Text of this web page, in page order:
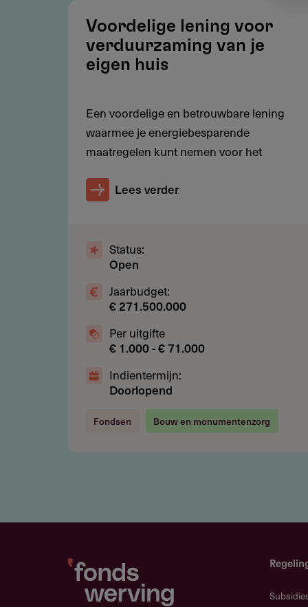
Je woont in Nederland en u
identiteitskaart of rijbewijs
Financiering
Tussen de € 5.000 en € 50.000.
Zie contactgegevens.
Contact
Voordelige lening voor
verduurzaming van je
eigen huis
Een voordelige en betrouwbare lening
waarmee je energiebesparende
maatregelen kunt nemen voor het
Lees verder
Status:
Open
Jaarbudget:
€ 271.500.000
Per uitgifte
€ 1.000 - € 71.000
Indientermijn:
Doorlopend
Fondsen Bouw en monumentenzorg